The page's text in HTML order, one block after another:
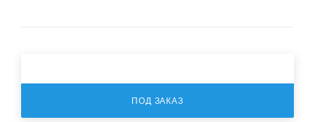
ПОД ЗАКАЗ